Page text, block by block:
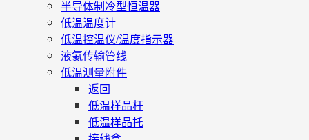
半导体制冷型恒温器
低温温度计
低温控温仪/温度指示器
液氦传输管线
低温测量附件
返回
低温样品杆
低温样品托